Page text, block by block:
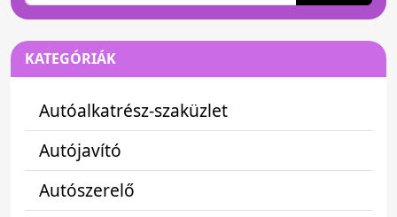
KATEGÓRIÁK
Autóalkatrész-szaküzlet
Autójavító
Autószerelő